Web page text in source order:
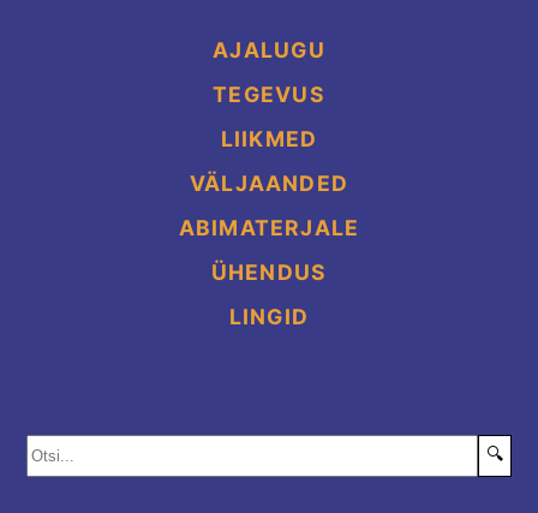
AJALUGU
TEGEVUS
LIIKMED
VÄLJAANDED
ABIMATERJALE
ÜHENDUS
LINGID
🔍